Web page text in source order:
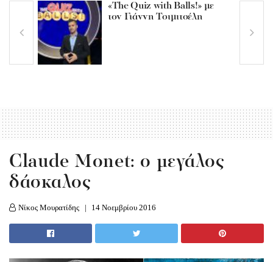
«The Quiz with Balls!» με
τον Γιάννη Τσιμιτσέλη
Claude Monet: o μεγάλος
δάσκαλος
Νίκος Μουρατίδης 14 Νοεμβρίου 2016